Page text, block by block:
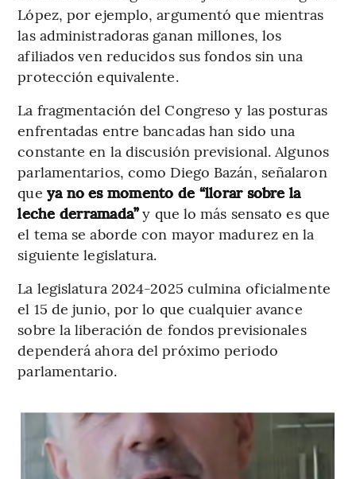
López, por ejemplo, argumentó que mientras
las administradoras ganan millones, los
afiliados ven reducidos sus fondos sin una
protección equivalente.
La fragmentación del Congreso y las posturas
enfrentadas entre bancadas han sido una
constante en la discusión previsional. Algunos
parlamentarios, como Diego Bazán, señalaron
que ya no es momento de “llorar sobre la
leche derramada”y que lo más sensato es que
el tema se aborde con mayor madurez en la
siguiente legislatura.
La legislatura 2024-2025 culmina oficialmente
el 15 de junio, por lo que cualquier avance
sobre la liberación de fondos previsionales
dependerá ahora del próximo periodo
parlamentario.